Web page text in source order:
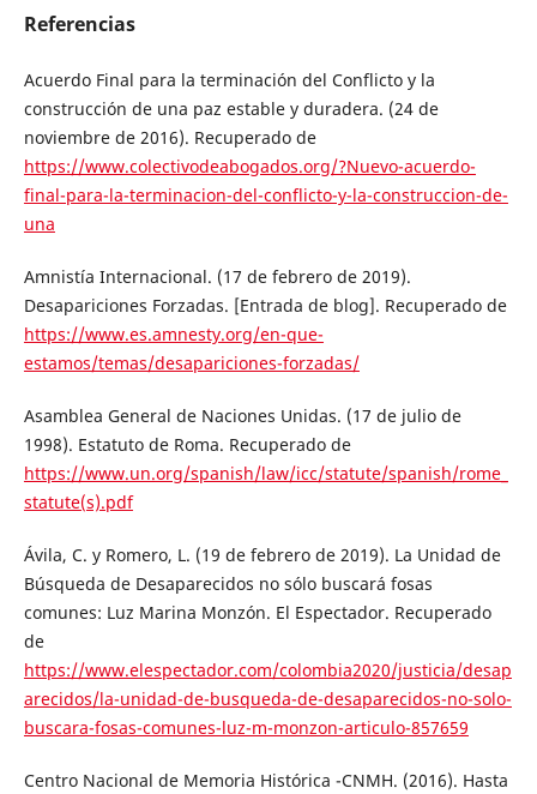
Referencias
Acuerdo Final para la terminación del Conflicto y la
construcción de una paz estable y duradera. (24 de
noviembre de 2016). Recuperado de
https://www.colectivodeabogados.org/?Nuevo-acuerdo-
final-para-la-terminacion-del-conflicto-y-la-construccion-de-
una
Amnistía Internacional. (17 de febrero de 2019).
Desapariciones Forzadas. [Entrada de blog]. Recuperado de
https://www.es.amnesty.org/en-que-
estamos/temas/desapariciones-forzadas/
Asamblea General de Naciones Unidas. (17 de julio de
1998). Estatuto de Roma. Recuperado de
https://www.un.org/spanish/law/icc/statute/spanish/rome_
statute(s).pdf
Ávila, C. y Romero, L. (19 de febrero de 2019). La Unidad de
Búsqueda de Desaparecidos no sólo buscará fosas
comunes: Luz Marina Monzón. El Espectador. Recuperado
de
https://www.elespectador.com/colombia2020/justicia/desap
arecidos/la-unidad-de-busqueda-de-desaparecidos-no-solo-
buscara-fosas-comunes-luz-m-monzon-articulo-857659
Centro Nacional de Memoria Histórica -CNMH. (2016). Hasta